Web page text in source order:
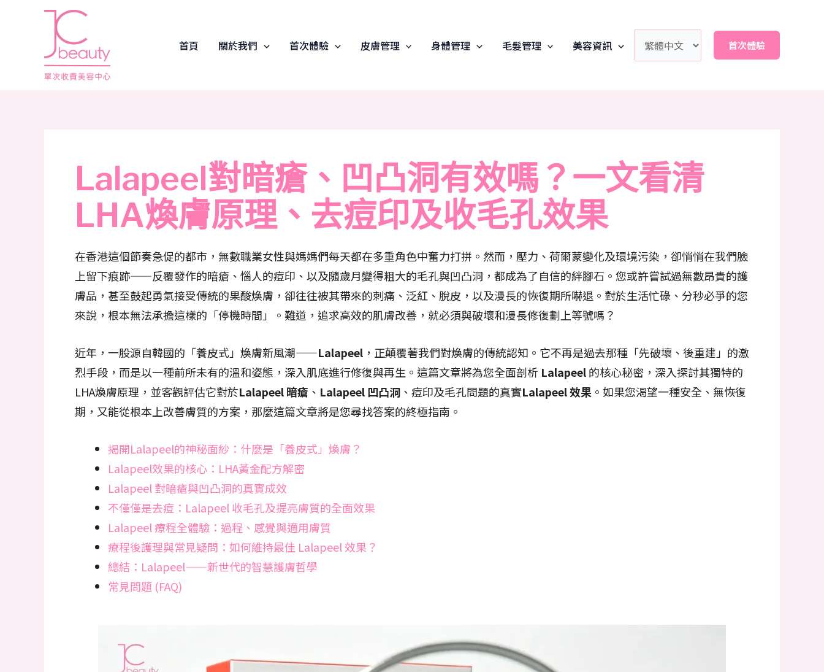
首頁 關於我們 首次體驗 皮膚管理 身體管理 毛髮管理 美容資訊 首次體驗
Lalapeel對暗瘡、凹凸洞有效嗎？一文看清
LHA煥膚原理、去痘印及收毛孔效果
在香港這個節奏急促的都市，無數職業女性與媽媽們每天都在多重角色中奮力打拼。然而，壓力、荷爾蒙變化及環境污染，卻悄悄在我們臉
上留下痕跡——反覆發作的暗瘡、惱人的痘印、以及隨歲月變得粗大的毛孔與凹凸洞，都成為了自信的絆腳石。您或許嘗試過無數昂貴的護
膚品，甚至鼓起勇氣接受傳統的果酸煥膚，卻往往被其帶來的刺痛、泛紅、脫皮，以及漫長的恢復期所嚇退。對於生活忙碌、分秒必爭的您
來說，根本無法承擔這樣的「停機時間」。難道，追求高效的肌膚改善，就必須與破壞和漫長修復劃上等號嗎？
近年，一股源自韓國的「養皮式」煥膚新風潮——Lalapeel ，正顛覆著我們對煥膚的傳統認知。它不再是過去那種「先破壞、後重建」的激
烈手段，而是以一種前所未有的溫和姿態，深入肌底進行修復與再生。這篇文章將為您全面剖析 Lalapeel的核心秘密，深入探討其獨特的
LHA煥膚原理，並客觀評估它對於Lalapeel 暗瘡 、 Lalapeel 凹凸洞 、痘印及毛孔問題的真實Lalapeel 效果 。如果您渴望一種安全、無恢復
期，又能從根本上改善膚質的方案，那麼這篇文章將是您尋找答案的終極指南。
揭開Lalapeel的神秘面紗：什麼是「養皮式」煥膚？
Lalapeel效果的核心：LHA黃金配方解密
Lalapeel 對暗瘡與凹凸洞的真實成效
不僅僅是去痘：Lalapeel 收毛孔及提亮膚質的全面效果
Lalapeel 療程全體驗：過程、感覺與適用膚質
療程後護理與常見疑問：如何維持最佳 Lalapeel 效果？
總結：Lalapeel——新世代的智慧護膚哲學
常見問題 (FAQ)
Post
navigation